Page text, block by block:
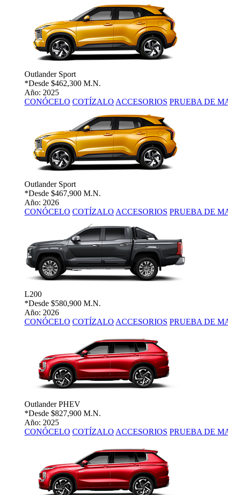
Outlander Sport
*Desde $462,300 M.N.
Año: 2025
CONÓCELO COTÍZALO ACCESORIOS PRUEBA DE
Outlander Sport
*Desde $467,900 M.N.
Año: 2026
CONÓCELO COTÍZALO ACCESORIOS PRUEBA DE
L200
*Desde $580,900 M.N.
Año: 2026
CONÓCELO COTÍZALO ACCESORIOS PRUEBA DE
Outlander PHEV
*Desde $827,900 M.N.
Año: 2025
CONÓCELO COTÍZALO ACCESORIOS PRUEBA DE